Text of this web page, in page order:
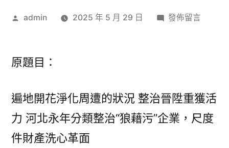
作
admin 2025 年 5 月 29 日
在
地
開
發佈留言
原題目：
遍地開花淨化周遭的狀況 整治晉陞重獲活
力 河北永年分類整治“狼藉污”企業，尺度
件財產洗心革面